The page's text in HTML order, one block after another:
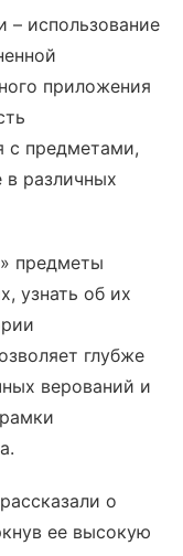
– использование
приложения
с предметами,
различных
предметы
узнать об их
глубже
верований и
о
ее высокую